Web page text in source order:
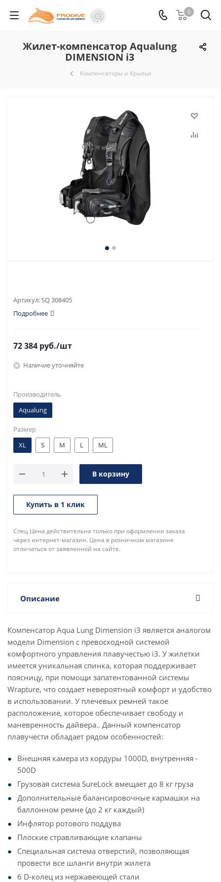
0
Жилет-компенсатор Aqualung
DIMENSION i3
Компенсаторы и Крылья
Артикул:SQ 308405
Подробнее
72 384 руб./шт
Наличие уточняйте
Производитель
Aqualung
Размер
XL
S M L ML
В корзину
Купить в 1 клик
Спец Цена действительна только при оформлении заказа
через интернет-магазин. Цена в розничном магазине
отличаться от заявленной на сайте.
Описание
Компенсатор Aqua Lung Dimension i3 является аналогом
модели Dimension с превосходной системой
комфортного управления плавучестью i3. У жилетки
имеется уникальная спинка, которая поддерживает
поясницу, при помощи запатентованной системы
Wrapture, что создает невероятный комфорт и удобство
в использовании. У плечевых ремней такое
расположение, которое обеспечивает свободу и
маневренность дайвера.. Данный компенсатор
плавучести обладает рядом особенностей:
Внешняя камера из кордуры 1000D, внутренняя -
500D
Грузовая система SureLock вмещает до 8 кг груза
Дополнительные балансировочные кармашки на
баллонном ремне (до 2 кг каждый)
Инфлятор ротового поддува
Плоские стравливающие клапаны
Специальная система отверстий, позволяющая
провести все шланги внутри жилета
6 D-колец из нержавеющей стали